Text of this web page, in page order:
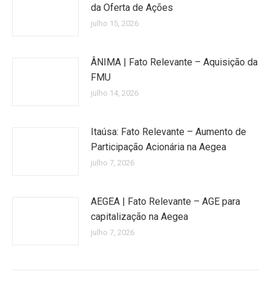
da Oferta de Ações
julho 15, 2026
ÂNIMA | Fato Relevante – Aquisição da
FMU
julho 14, 2026
Itaúsa: Fato Relevante – Aumento de
Participação Acionária na Aegea
julho 7, 2026
AEGEA | Fato Relevante – AGE para
capitalização na Aegea
julho 7, 2026